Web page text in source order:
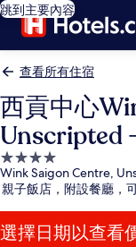
跳到主要內容
查看所有住宿
西貢中心
Unscripted
4.0
星
級
住
宿
Wink Saigon Centre,
親子飯店，附設餐廳，
選擇日期以查看